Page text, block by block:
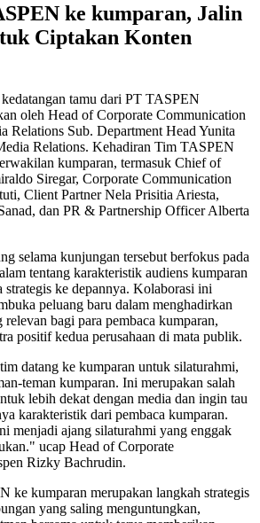
ke kumparan, Jalin
Ciptakan Konten
tamu dari PT TASPEN
oleh Head of Corporate Communication
Relations Sub. Department Head Yunita
Relations. Kehadiran Tim TASPEN
kumparan, termasuk Chief of
Siregar, Corporate Communication
Client Partner Nela Prisitia Ariesta,
dan PR & Partnership Officer Alberta
selama kunjungan tersebut berfokus pada
tentang karakteristik audiens kumparan
strategis ke depannya. Kolaborasi ini
peluang baru dalam menghadirkan
bagi para pembaca kumparan,
positif kedua perusahaan di mata publik.
datang ke kumparan untuk silaturahmi,
teman kumparan. Ini merupakan salah
lebih dekat dengan media dan ingin tau
karakteristik dari pembaca kumparan.
menjadi ajang silaturahmi yang enggak
ucap Head of Corporate
Rizky Bachrudin.
ke kumparan merupakan langkah strategis
yang saling menguntungkan,